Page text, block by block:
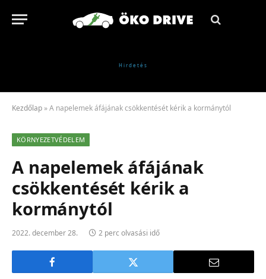
Kezdőlap »A napelemek áfájának csökkentését kérik a kormánytól
KÖRNYEZETVÉDELEM
A napelemek áfájának
csökkentését kérik a
kormánytól
2022. december 28. 2 perc olvasási idő